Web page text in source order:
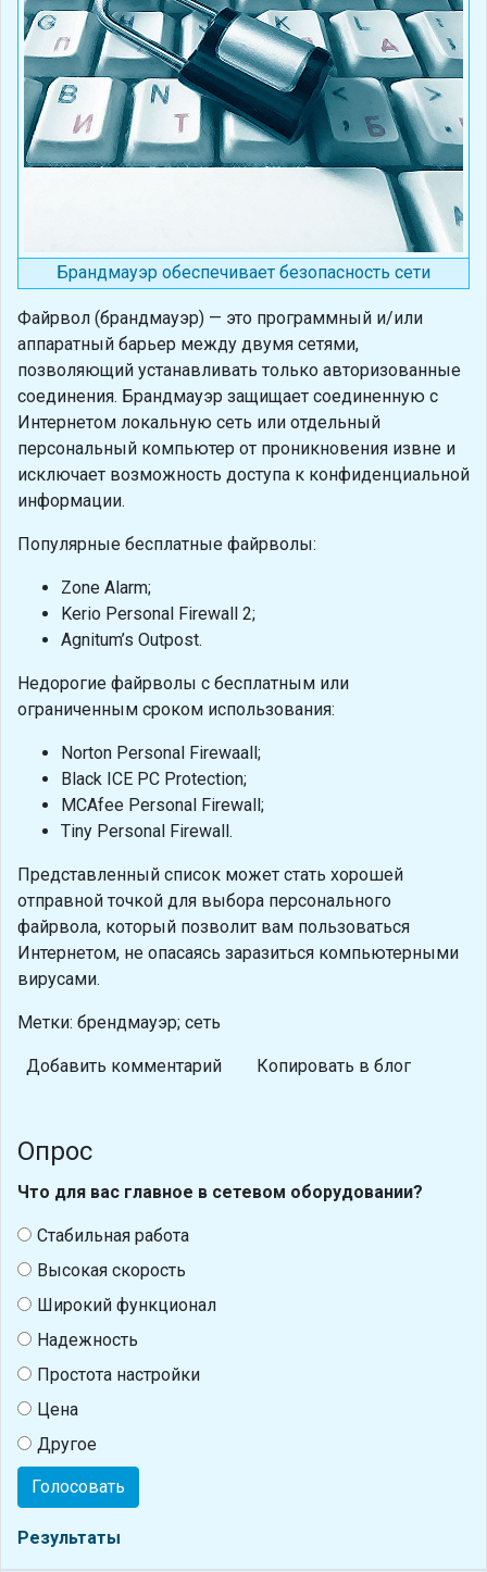
Брандмауэр обеспечивает безопасность сети
Файрвол (брандмауэр) — это программный и/или
аппаратный барьер между двумя сетями,
позволяющий устанавливать только авторизованные
соединения. Брандмауэр защищает соединенную с
Интернетом локальную сеть или отдельный
персональный компьютер от проникновения извне и
исключает возможность доступа к конфиденциальной
информации.
Популярные бесплатные файрволы:
Zone Alarm;
Kerio Personal Firewall 2;
Agnitum’s Outpost.
Недорогие файрволы с бесплатным или
ограниченным сроком использования:
Norton Personal Firewaall;
Black ICE PC Protection;
MCAfee Personal Firewall;
Tiny Personal Firewall.
Представленный список может стать хорошей
отправной точкой для выбора персонального
файрвола, который позволит вам пользоваться
Интернетом, не опасаясь заразиться компьютерными
вирусами.
Метки: брендмауэр; сеть
Добавить комментарий Копировать в блог
Опрос
Что для вас главное в сетевом оборудовании?
Стабильная работа
Высокая скорость
Широкий функционал
Надежность
Простота настройки
Цена
Другое
Голосовать
Результаты